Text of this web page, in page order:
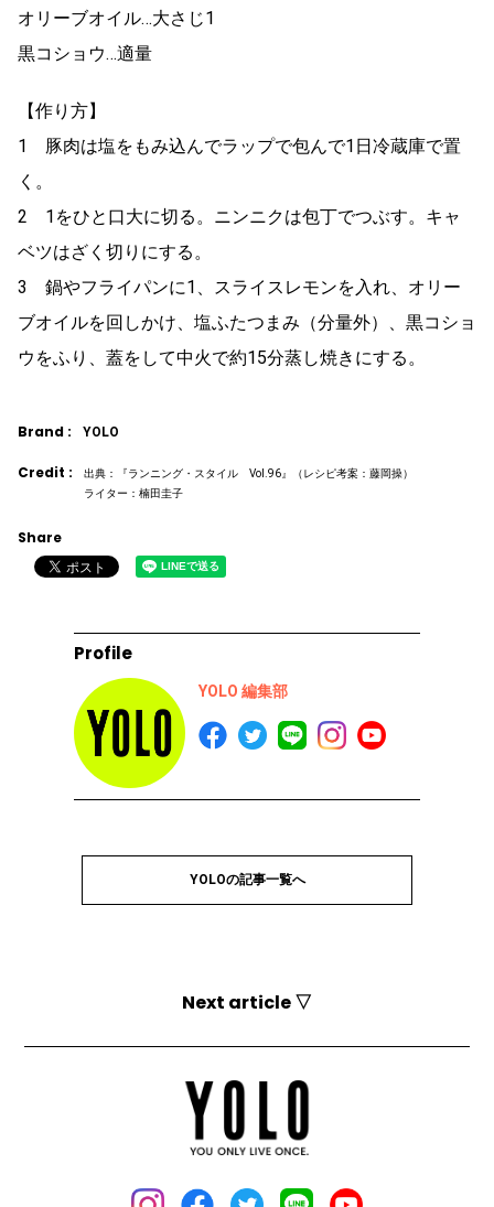
オリーブオイル…大さじ1
黒コショウ…適量
【作り方】
1 豚肉は塩をもみ込んでラップで包んで1日冷蔵庫で置
く。
2 1をひと口大に切る。ニンニクは包丁でつぶす。キャ
ベツはざく切りにする。
3 鍋やフライパンに1、スライスレモンを入れ、オリー
ブオイルを回しかけ、塩ふたつまみ（分量外）、黒コショ
ウをふり、蓋をして中火で約15分蒸し焼きにする。
Brand : YOLO
Credit :
出典：『ランニング・スタイル Vol.96』（レシピ考案：藤岡操）
ライター：楠田圭子
Share
Profile
YOLO 編集部
YOLOの記事一覧へ
Next article ▽